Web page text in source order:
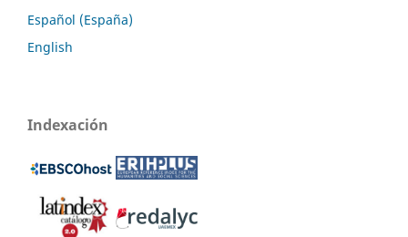
Español (España)
English
Indexación